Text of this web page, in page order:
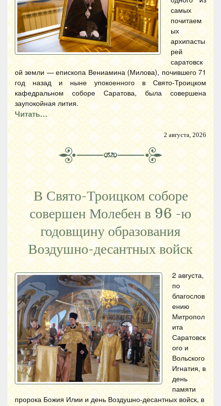
самых
почитаем
ых
архипасты
рей
саратовск
ой земли — епископа Вениамина (Милова), почившего 71
год назад и ныне упокоенного в Свято-Троицком
кафедральном соборе Саратова, была совершена
заупокойная лития.
Читать…
2 августа, 2026
В Свято-Троицком соборе
совершен Молебен в 96 -ю
годовщину образования
Воздушно-десантных войск
2 августа,
по
благослов
ению
Митропол
ита
Саратовск
ого и
Вольского
Игнатия, в
день
памяти
пророка Божия Илии и день Воздушно-десантных войск, в